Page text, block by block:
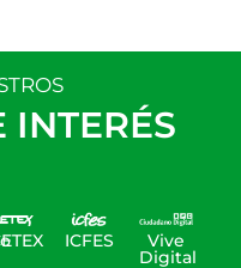
INTERÉS
ICFES Vive
Digital